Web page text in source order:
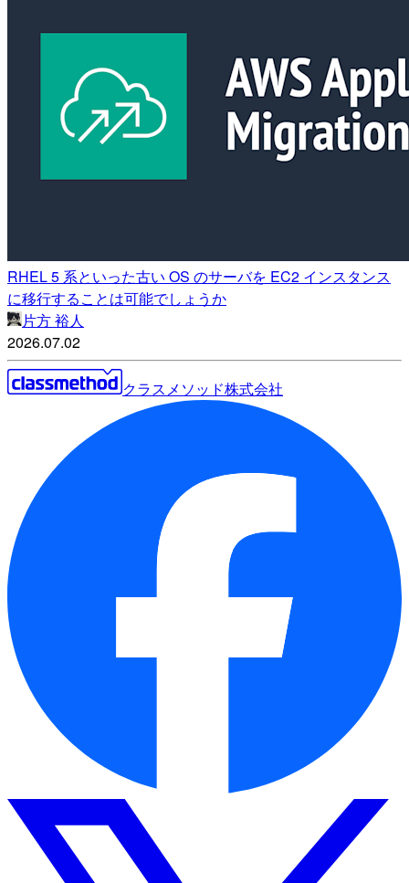
RHEL 5 系といった古い OS のサーバを EC2 インスタンス
に移行することは可能でしょうか
片方 裕人
2026.07.02
クラスメソッド株式会社